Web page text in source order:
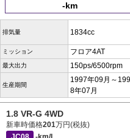
-km
排気量 1834cc
ミッション フロア4AT
最大出力 150ps/6500rpm
生産期間
1997年09月～199
8年07月
1.8 VR-G 4WD
新車時価格201万円(税抜)